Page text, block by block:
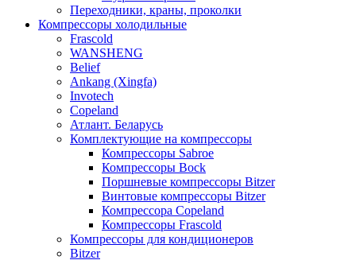
Переходники, краны, проколки
Компрессоры холодильные
Frascold
WANSHENG
Belief
Ankang (Xingfa)
Invotech
Copeland
Атлант. Беларусь
Комплектующие на компрессоры
Компрессоры Sabroe
Компрессоры Bock
Поршневые компрессоры Bitzer
Винтовые компрессоры Bitzer
Компрессора Copeland
Компрессоры Frascold
Компрессоры для кондиционеров
Bitzer